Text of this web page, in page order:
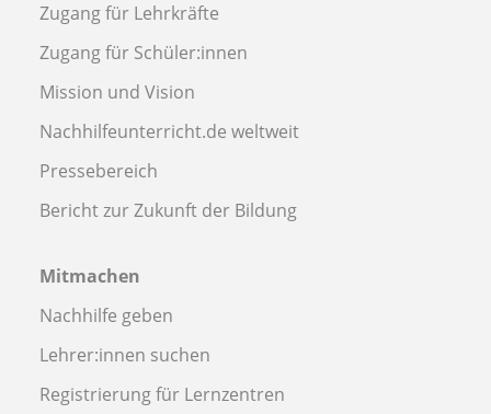
Zugang für Lehrkräfte
Zugang für Schüler:innen
Mission und Vision
Nachhilfeunterricht.de weltweit
Pressebereich
Bericht zur Zukunft der Bildung
Mitmachen
Nachhilfe geben
Lehrer:innen suchen
Registrierung für Lernzentren